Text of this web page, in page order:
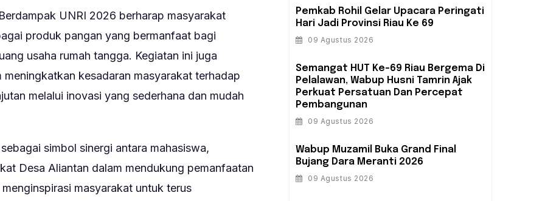
UNRI 2026 berharap masyarakat
produk pangan yang bermanfaat bagi
usaha rumah tangga. Kegiatan ini juga
kesadaran masyarakat terhadap
melalui inovasi yang sederhana dan mudah
simbol sinergi antara mahasiswa,
Desa Aliantan dalam mendukung pemanfaatan
masyarakat untuk terus
Pemkab Rohil Gelar Upacara Peringati
Hari Jadi Provinsi Riau Ke 69
09 Agustus 2026
Semangat HUT Ke-69 Riau Bergema Di
Pelalawan, Wabup Husni Tamrin Ajak
Perkuat Persatuan Dan Percepat
Pembangunan
09 Agustus 2026
Wabup Muzamil Buka Grand Final
Bujang Dara Meranti 2026
09 Agustus 2026